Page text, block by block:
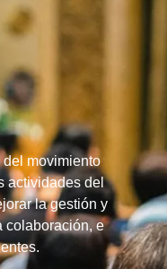
movimiento
actividades del
la gestión y
colaboración, e